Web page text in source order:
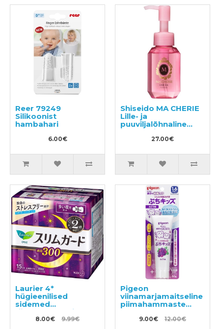
Reer 79249
Silikoonist
hambahari
6.00€
Shiseido MA CHERIE
Lille- ja
puuviljalõhnaline
juukseõli 60ml
27.00€
Laurier 4*
hügieenilised
sidemed
tiivakestega öiseks
kasutamiseks 30cm
8.00€ 9.99€
Pigeon
viinamarjamaitseline
piimahammaste
9.00€ 12.00€